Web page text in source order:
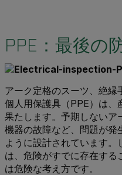
PPE：最後の
アーク定格のスーツ、絶
個人用保護具（PPE）は、
果たします。予期しないア
機器の故障など、問題が発
ように設計されています。
は、危険がすでに存在す
は危険な考え方です。